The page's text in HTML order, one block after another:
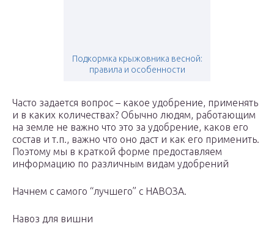
Подкормка крыжовника весной:
правила и особенности
Часто задается вопрос – какое удобрение, применять
и в каких количествах? Обычно людям, работающим
на земле не важно что это за удобрение, каков его
состав и т.п., важно что оно даст и как его применить.
Поэтому мы в краткой форме предоставляем
информацию по различным видам удобрений
Начнем с самого “лучшего” с НАВОЗА.
Навоз для вишни